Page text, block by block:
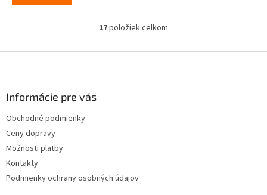
O
l
y
17položiek celkom
Informácie pre vás
Obchodné podmienky
Ceny dopravy
Možnosti platby
Kontakty
Podmienky ochrany osobných údajov